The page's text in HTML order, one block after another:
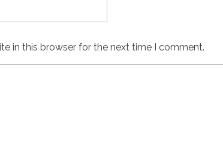
in this browser for the next time I comment.